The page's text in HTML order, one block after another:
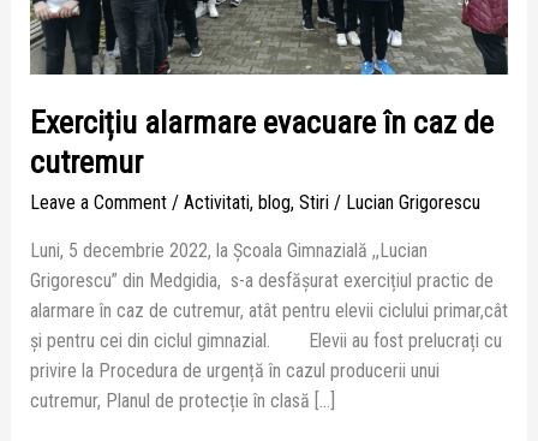
Exercițiu alarmare evacuare în caz de
cutremur
Leave a Comment / Activitati, blog, Stiri/ Lucian Grigorescu
Luni, 5 decembrie 2022, la Școala Gimnazială ,,Lucian
Grigorescu” din Medgidia, s-a desfășurat exercițiul practic de
alarmare în caz de cutremur, atât pentru elevii ciclului primar,cât
și pentru cei din ciclul gimnazial. Elevii au fost prelucrați cu
privire la Procedura de urgență în cazul producerii unui
cutremur, Planul de protecție în clasă […]